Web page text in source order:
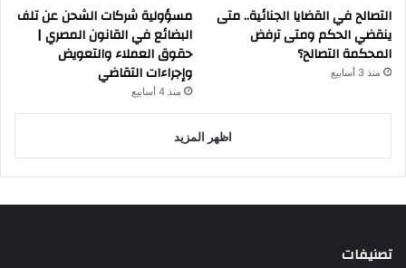
التصالح في القضايا الجنائية.. متى
ينقضي الحكم ومتى ترفض
المحكمة التصالح؟
منذ 3 أسابيع
مسؤولية شركات الشحن عن تلف
البضائع في القانون المصري |
حقوق العملاء والتعويض
وإجراءات التقاضي
منذ 4 أسابيع
اظهر المزيد
تصنيفات